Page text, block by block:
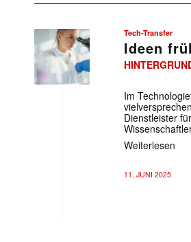
Tech-Transfer
Ideen
Im
Dienstleister
Weiterlesen
11. JUNI 2025